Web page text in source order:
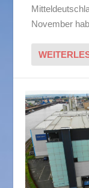
November